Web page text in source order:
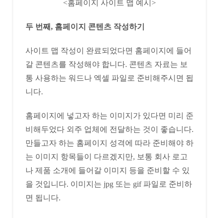
<홈페이지 사이트 맵 예시>
두 번째, 홈페이지 콘텐츠 작성하기
사이트 맵 작성이 완료되었다면 홈페이지에 들어
갈 콘텐츠를 작성해야 합니다. 콘텐츠 자료는 보
통 사용하는 워드나 엑셀 파일로 준비해주시면 됩
니다.
홈페이지에 넣고자 하는 이미지가 있다면 미리 준
비해두었다 외주 업체에 전달하는 것이 좋습니다.
만들고자 하는 홈페이지 성격에 따라 준비해야 하
는 이미지 항목들이 다르겠지만, 보통 회사 로고
나 제품 소개에 들어갈 이미지 등을 준비할 수 있
을 것입니다. 이미지는 jpg 또는 gif 파일로 준비하
면 됩니다.